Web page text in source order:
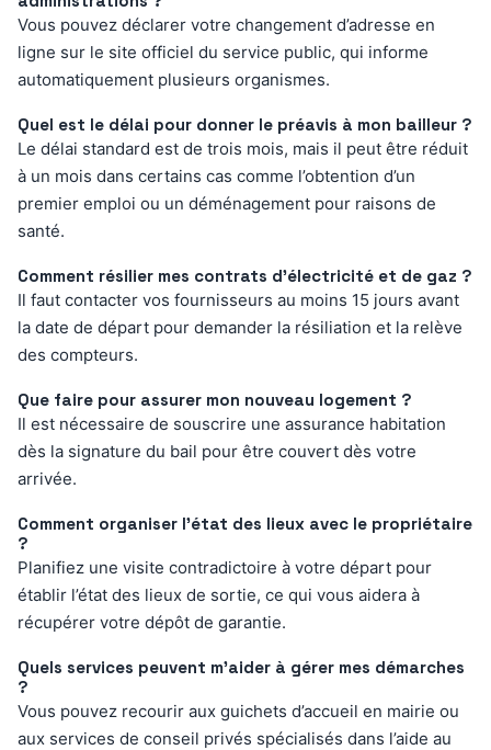
Vous pouvez déclarer votre changement d’adresse en
ligne sur le site officiel du service public, qui informe
automatiquement plusieurs organismes.
Quel est le délai pour donner le préavis à mon bailleur ?
Le délai standard est de trois mois, mais il peut être réduit
à un mois dans certains cas comme l’obtention d’un
premier emploi ou un déménagement pour raisons de
santé.
Comment résilier mes contrats d’électricité et de gaz ?
Il faut contacter vos fournisseurs au moins 15 jours avant
la date de départ pour demander la résiliation et la relève
des compteurs.
Que faire pour assurer mon nouveau logement ?
Il est nécessaire de souscrire une assurance habitation
dès la signature du bail pour être couvert dès votre
arrivée.
Comment organiser l’état des lieux avec le propriétaire
?
Planifiez une visite contradictoire à votre départ pour
établir l’état des lieux de sortie, ce qui vous aidera à
récupérer votre dépôt de garantie.
Quels services peuvent m’aider à gérer mes démarches
?
Vous pouvez recourir aux guichets d’accueil en mairie ou
aux services de conseil privés spécialisés dans l’aide au